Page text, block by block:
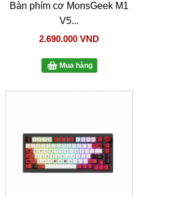
Bàn phím cơ MonsGeek M1
V5...
2.690.000 VND
Mua hàng